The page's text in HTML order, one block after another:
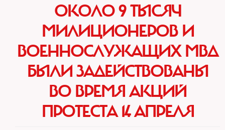
ОКОЛО 9 ТЫСЯЧ
МИЛИЦИОНЕРОВ И
ВОЕННОСЛУЖАЩИХ МВД
БЫЛИ ЗАДЕЙСТВОВАНЫ
ВО ВРЕМЯ АКЦИЙ
ПРОТЕСТА 14 АПРЕЛЯ